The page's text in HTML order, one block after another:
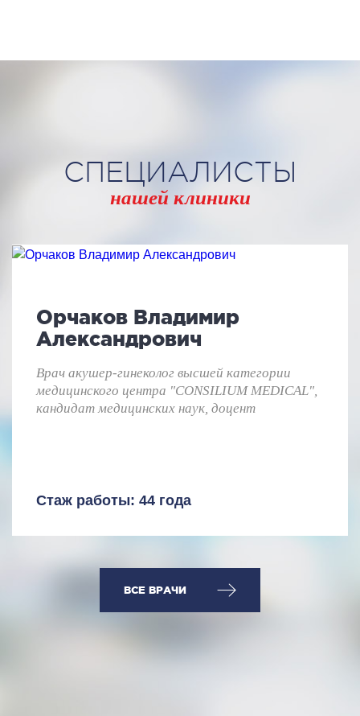
СПЕЦИАЛИСТЫ
нашей клиники
Орчаков Владимир
Александрович
Врач акушер-гинеколог высшей категории
медицинского центра "CONSILIUM MEDICAL",
кандидат медицинских наук, доцент
Стаж работы: 44 года
ВСЕ ВРАЧИ